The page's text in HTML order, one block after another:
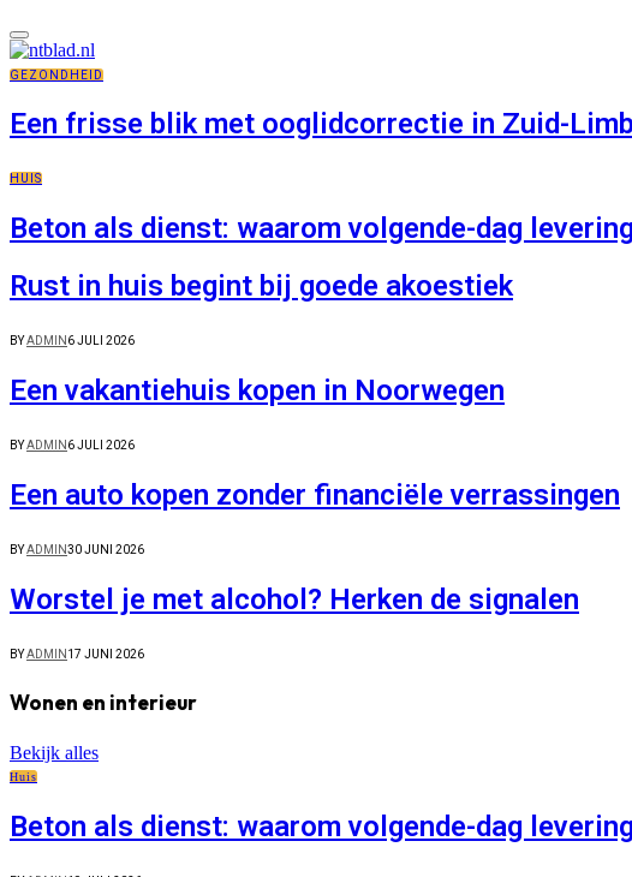
GEZONDHEID
Een frisse blik met ooglidcorrectie in Zuid-
HUIS
Beton als dienst: waarom volgende-dag
Rust in huis begint bij goede akoestiek
BYADMIN 6 JULI 2026
Een vakantiehuis kopen in Noorwegen
BYADMIN 6 JULI 2026
Een auto kopen zonder financiële verrassingen
BYADMIN30 JUNI 2026
Worstel je met alcohol? Herken de signalen
BYADMIN 17 JUNI 2026
Wonen en interieur
Bekijk alles
Huis
Beton als dienst: waarom volgende-dag